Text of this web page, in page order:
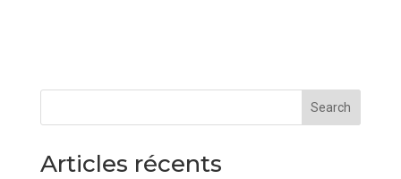
Search
Articles récents